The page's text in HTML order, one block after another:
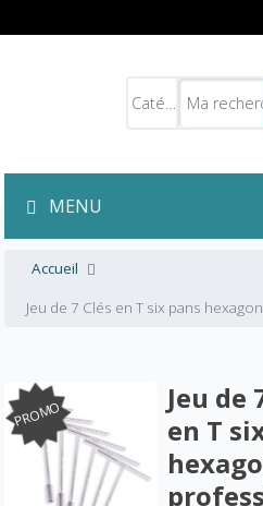
MENU
Accueil
Jeu de 7 Clés en T six pans
PROMO
Jeu de
en T